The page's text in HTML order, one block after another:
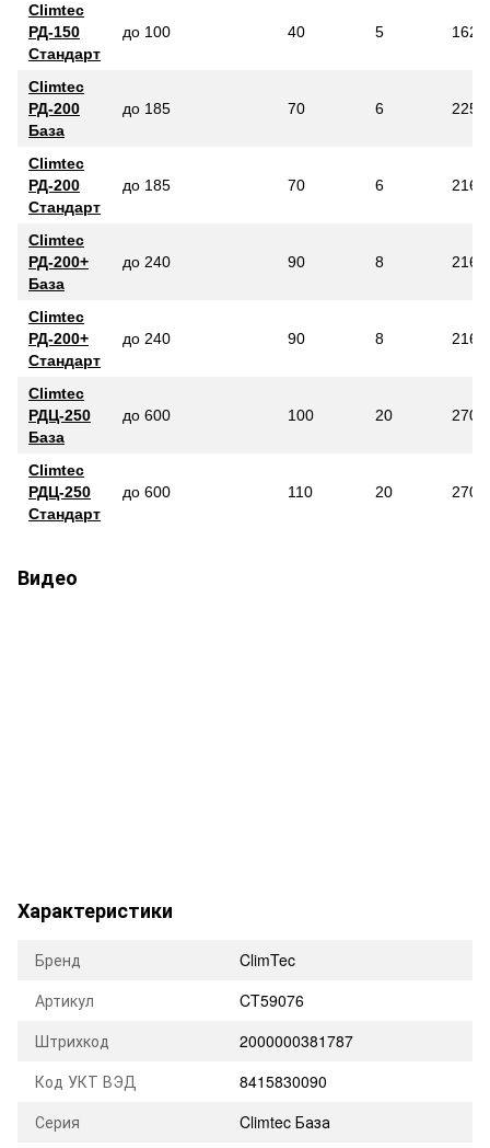
Climtec
РД-150
Стандарт
до 100 40 5 162
Climtec
РД-200
База
до 185 70 6 225
Climtec
РД-200
Стандарт
до 185 70 6 216
Climtec
РД-200+
База
до 240 90 8 216
Climtec
РД-200+
Стандарт
до 240 90 8 216
Climtec
РДЦ-250
База
до 600 100 20 270
Climtec
РДЦ-250
Стандарт
до 600 110 20 270
Видео
Характеристики
Бренд
ClimTec
Артикул
CT59076
Штрихкод
2000000381787
Код УКТ ВЭД
8415830090
Серия
Climtec База